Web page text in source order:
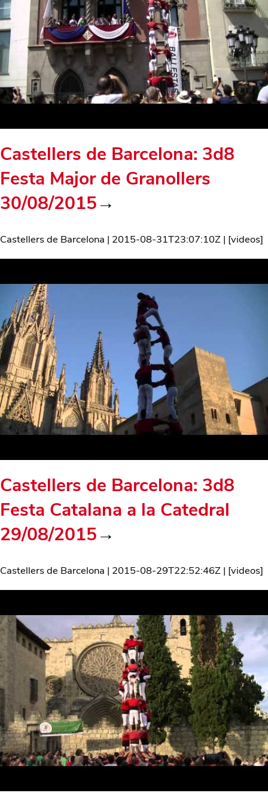
Castellers de Barcelona: 3d8
Festa Major de Granollers
30/08/2015→
Castellers de Barcelona | 2015-08-31T23:07:10Z | [videos]
Castellers de Barcelona: 3d8
Festa Catalana a la Catedral
29/08/2015→
Castellers de Barcelona | 2015-08-29T22:52:46Z | [videos]